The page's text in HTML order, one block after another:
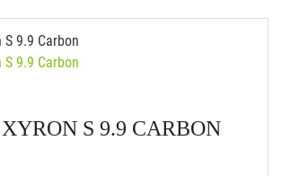
S 9.9 CARBON